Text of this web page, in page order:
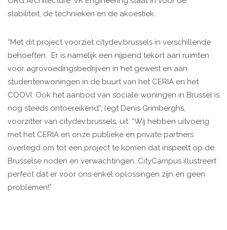
stabiliteit, de technieken en de akoestiek.
“Met dit project voorziet citydev.brussels in verschillende
behoeften. Er is namelijk een nijpend tekort aan ruimten
voor agrovoedingsbedrijven in het gewest en aan
studentenwoningen in de buurt van het CERIA en het
COOVI. Ook het aanbod van sociale woningen in Brussel is
nog steeds ontoereikend”, legt Denis Grimberghs,
voorzitter van citydev.brussels, uit. “Wij hebben uitvoerig
met het CERIA en onze publieke en private partners
overlegd om tot een project te komen dat inspeelt op de
Brusselse noden en verwachtingen. CityCampus illustreert
perfect dat er voor ons enkel oplossingen zijn en geen
problemen!”